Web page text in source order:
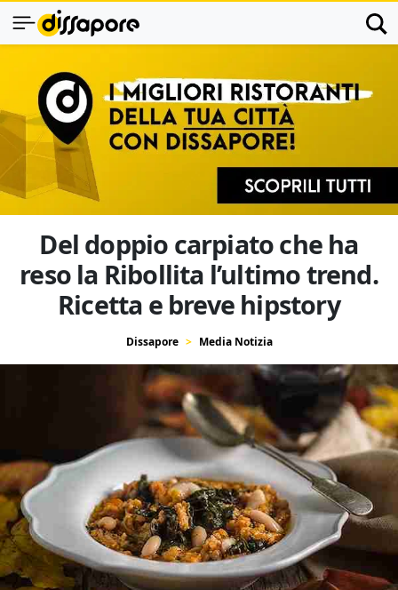
Del doppio carpiato che ha
reso la Ribollita l’ultimo trend.
Ricetta e breve hipstory
Dissapore Media Notizia